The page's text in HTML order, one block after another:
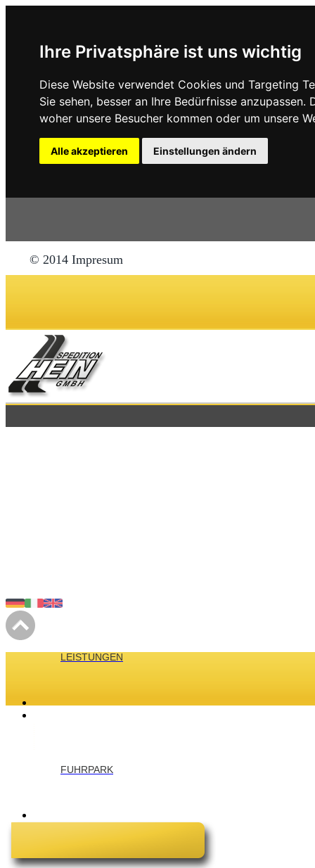
Ihre Privatsphäre ist uns wichtig
Diese Website verwendet Cookies und Targeting
Sie sehen, besser an Ihre Bedürfnisse
woher unsere Besucher kommen oder um unsere
Alle akzeptieren Einstellungen ändern
© 2014 Impresum
LEISTUNGEN
FUHRPARK